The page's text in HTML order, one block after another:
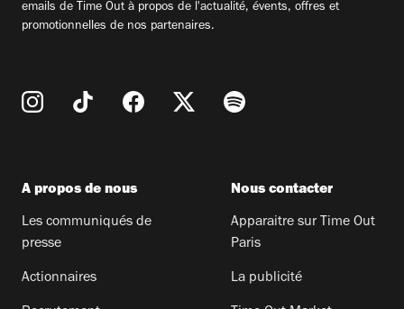
emails de Time Out à propos de l'actualité, évents, offres et
promotionnelles de nos partenaires.
A propos de nous
Les communiqués de
presse
Actionnaires
Nous contacter
Apparaitre sur Time Out
Paris
La publicité